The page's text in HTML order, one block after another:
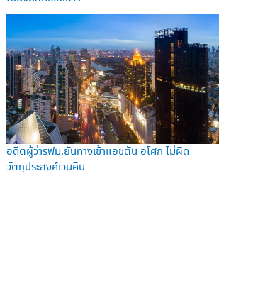
อดีตผู้ว่ารฟม.ยันทางเข้าแอชตัน อโศก ไม่ผิด
วัตถุประสงค์เวนคืน